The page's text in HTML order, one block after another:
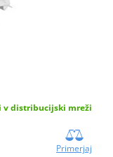
v distribucijski mreži
Primerjaj